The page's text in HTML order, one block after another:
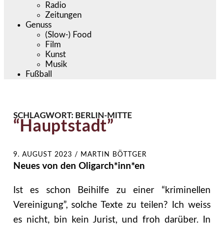
Radio
Zeitungen
Genuss
(Slow-) Food
Film
Kunst
Musik
Fußball
SCHLAGWORT: BERLIN-MITTE
“Hauptstadt”
9. AUGUST 2023 / MARTIN BÖTTGER
Neues von den Oligarch*inn*en
Ist es schon Beihilfe zu einer “kriminellen
Vereinigung”, solche Texte zu teilen? Ich weiss
es nicht, bin kein Jurist, und froh darüber. In